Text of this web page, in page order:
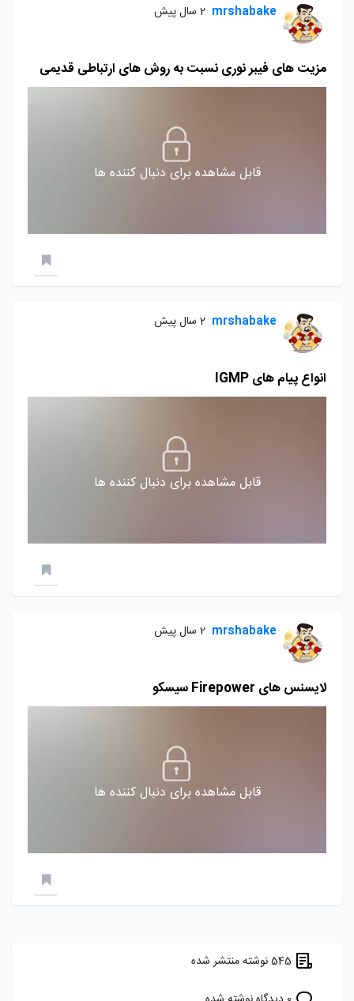
mrshabake 2 سال پیش
مزیت های فیبر نوری نسبت به روش های ارتباطی قدیمی
قابل مشاهده برای دنبال کننده ها
mrshabake 2 سال پیش
انواع پیام های IGMP
قابل مشاهده برای دنبال کننده ها
mrshabake 2 سال پیش
لایسنس های Firepower سیسکو
قابل مشاهده برای دنبال کننده ها